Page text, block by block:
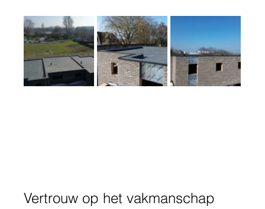
Vertrouw op het vakmanschap